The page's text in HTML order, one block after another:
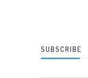
SUBSCRIBE